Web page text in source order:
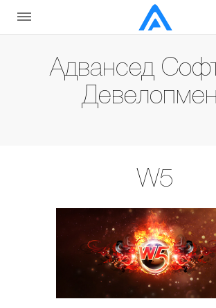
Адвансед
W5